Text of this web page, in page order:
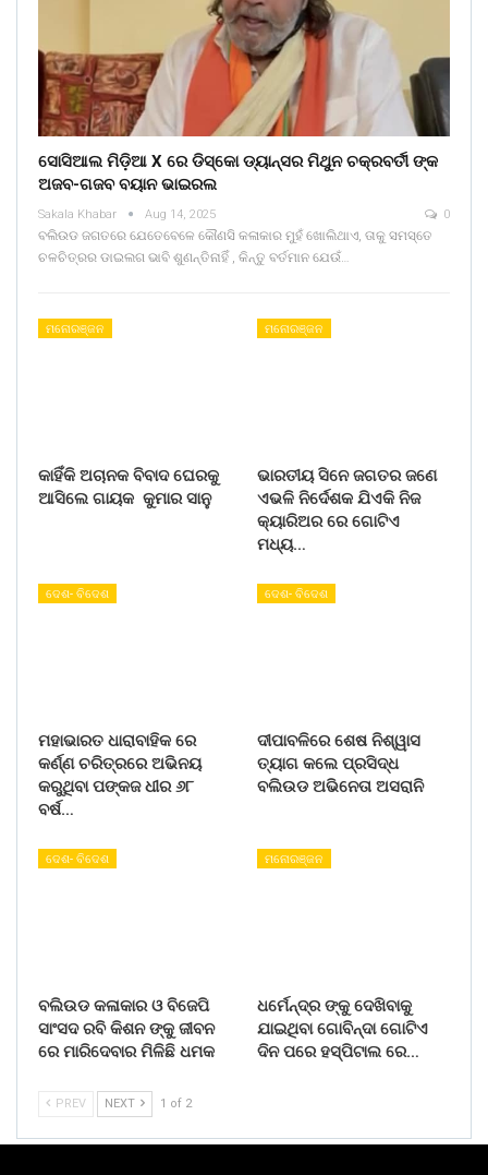
ସୋସିଆଲ ମିଡ଼ିଆ X ରେ ଡିସ୍କୋ ଡ୍ୟାନ୍ସର ମିଥୁନ ଚକ୍ରବର୍ତୀ ଙ୍କ
ଅଜବ-ଗଜବ ବୟାନ ଭାଇରଲ
Sakala Khabar Aug 14, 2025 0
ବଲିଉଡ ଜଗତରେ ଯେତେବେଳେ କୌଣସି କଳାକାର ମୁହଁ ଖୋଲିଥାଏ, ତାକୁ ସମସ୍ତେ
ଚଳଚିତ୍ରର ଡାଇଲଗ ଭାବି ଶୁଣନ୍ତିନାହିଁ , କିନ୍ତୁ ବର୍ତମାନ ଯେଉଁ…
ମନୋରଞ୍ଜନ
କାହିଁକି ଅଚାନକ ବିବାଦ ଘେରକୁ
ଆସିଲେ ଗାୟକ କୁମାର ସାନୁ
ମନୋରଞ୍ଜନ
ଭାରତୀୟ ସିନେ ଜଗତର ଜଣେ
ଏଭଳି ନିର୍ଦେଶକ ଯିଏକି ନିଜ
କ୍ୟାରିଅର ରେ ଗୋଟିଏ
ମଧ୍ୟ…
ଦେଶ- ବିଦେଶ
ମହାଭାରତ ଧାରାବାହିକ ରେ
କର୍ଣ୍ଣ ଚରିତ୍ରରେ ଅଭିନୟ
କରୁଥିବା ପଙ୍କଜ ଧୀର ୬୮
ବର୍ଷ…
ଦେଶ- ବିଦେଶ
ଦୀପାବଳିରେ ଶେଷ ନିଶ୍ୱାସ
ତ୍ୟାଗ କଲେ ପ୍ରସିଦ୍ଧ
ବଲିଉଡ ଅଭିନେତା ଅସରାନି
ଦେଶ- ବିଦେଶ
ବଲିଉଡ କଳାକାର ଓ ବିଜେପି
ସାଂସଦ ରବି କିଶନ ଙ୍କୁ ଜୀବନ
ରେ ମାରିଦେବାର ମିଳିଛି ଧମକ
ମନୋରଞ୍ଜନ
ଧର୍ମେନ୍ଦ୍ର ଙ୍କୁ ଦେଖିବାକୁ
ଯାଇଥିବା ଗୋବିନ୍ଦା ଗୋଟିଏ
ଦିନ ପରେ ହସ୍ପିଟାଲ ରେ…
PREV NEXT 1 of 2